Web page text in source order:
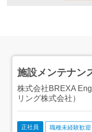
施設メンテナン
株式会社BREXA
リング株式会社）
正社員 職種未経験歓迎